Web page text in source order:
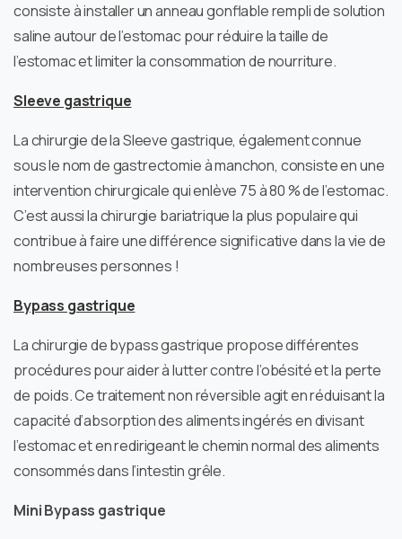
consiste à installer un anneau gonflable rempli de solution
saline autour de l’estomac pour réduire la taille de
l’estomac et limiter la consommation de nourriture.
Sleeve gastrique
La chirurgie de la Sleeve gastrique, également connue
sous le nom de gastrectomie à manchon, consiste en une
intervention chirurgicale qui enlève 75 à 80 % de l’estomac.
C’est aussi la chirurgie bariatrique la plus populaire qui
contribue à faire une différence significative dans la vie de
nombreuses personnes !
Bypass gastrique
La chirurgie de bypass gastrique propose différentes
procédures pour aider à lutter contre l’obésité et la perte
de poids. Ce traitement non réversible agit en réduisant la
capacité d’absorption des aliments ingérés en divisant
l’estomac et en redirigeant le chemin normal des aliments
consommés dans l’intestin grêle.
Mini Bypass gastrique